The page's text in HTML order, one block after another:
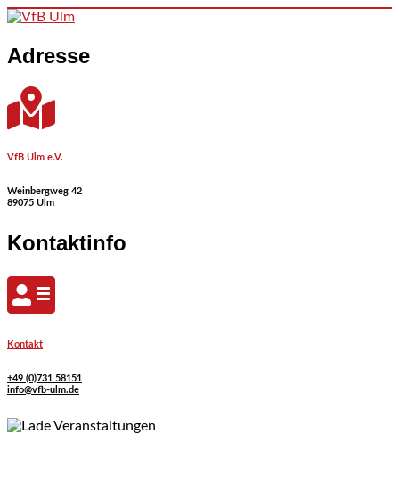
Skip to content
Adresse
VfB Ulm e.V.
Weinbergweg 42
89075 Ulm
Kontaktinfo
Kontakt
+49 (0)731 58151
info@vfb-ulm.de